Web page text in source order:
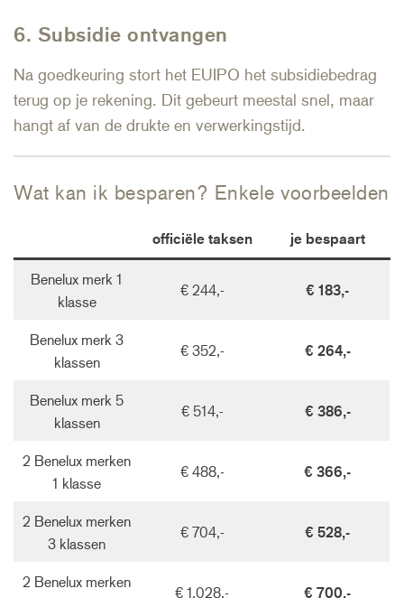
6. Subsidie ontvangen
Na goedkeuring stort het EUIPO het subsidiebedrag
terug op je rekening. Dit gebeurt meestal snel, maar
hangt af van de drukte en verwerkingstijd.
Wat kan ik besparen? Enkele voorbeelden
officiële taksen je bespaart
Benelux merk 1
klasse
€ 244,- € 183,-
Benelux merk 3
klassen
€ 352,- € 264,-
Benelux merk 5
klassen
€ 514,- € 386,-
2 Benelux merken
1 klasse
€ 488,- € 366,-
2 Benelux merken
3 klassen
€ 704,- € 528,-
2 Benelux merken
€ 1.028,- € 700,-